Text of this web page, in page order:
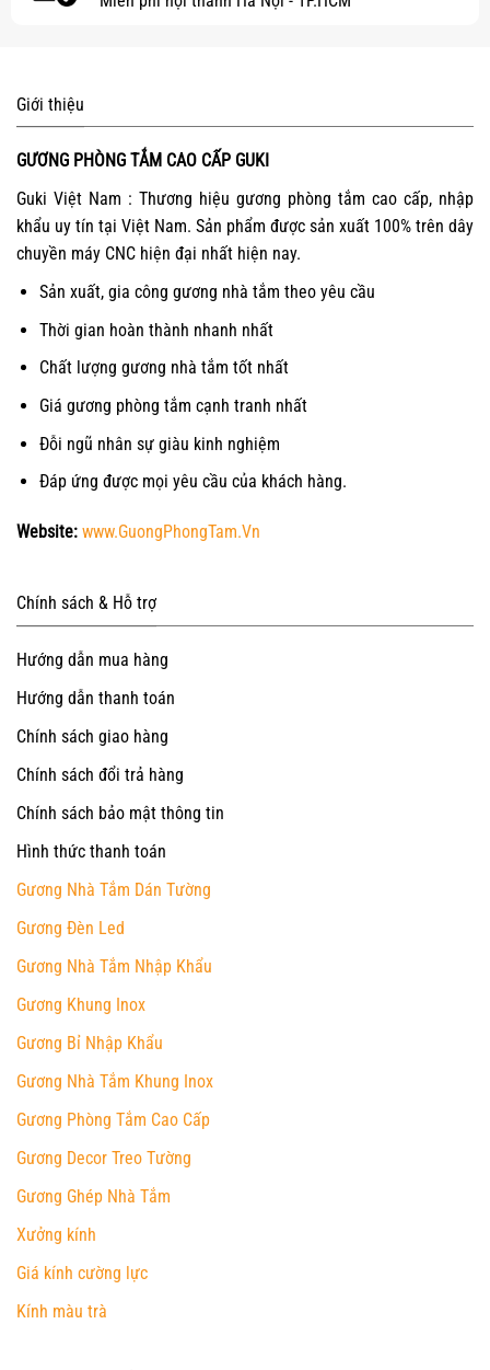
Giới thiệu
GƯƠNG PHÒNG TẮM CAO CẤP GUKI
Guki Việt Nam : Thương hiệu gương phòng tắm cao cấp, nhập
khẩu uy tín tại Việt Nam. Sản phẩm được sản xuất 100% trên dây
chuyền máy CNC hiện đại nhất hiện nay.
Sản xuất, gia công gương nhà tắm theo yêu cầu
Thời gian hoàn thành nhanh nhất
Chất lượng gương nhà tắm tốt nhất
Giá gương phòng tắm cạnh tranh nhất
Đỗi ngũ nhân sự giàu kinh nghiệm
Đáp ứng được mọi yêu cầu của khách hàng.
Website: www.GuongPhongTam.Vn
Chính sách & Hỗ trợ
Hướng dẫn mua hàng
Hướng dẫn thanh toán
Chính sách giao hàng
Chính sách đổi trả hàng
Chính sách bảo mật thông tin
Hình thức thanh toán
Gương Nhà Tắm Dán Tường
Gương Đèn Led
Gương Nhà Tắm Nhập Khẩu
Gương Khung Inox
Gương Bỉ Nhập Khẩu
Gương Nhà Tắm Khung Inox
Gương Phòng Tắm Cao Cấp
Gương Decor Treo Tường
Gương Ghép Nhà Tắm
Xưởng kính
Giá kính cường lực
Kính màu trà